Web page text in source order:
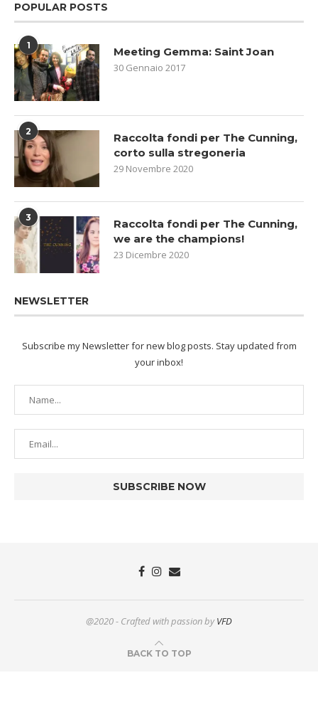
POPULAR POSTS
1 Meeting Gemma: Saint Joan
30 Gennaio 2017
2
Raccolta fondi per The Cunning,
corto sulla stregoneria
29 Novembre 2020
3
Raccolta fondi per The Cunning,
we are the champions!
23 Dicembre 2020
NEWSLETTER
Subscribe my Newsletter for new blog posts. Stay updated from
your inbox!
@2020 - Crafted with passion byVFD
BACK TO TOP